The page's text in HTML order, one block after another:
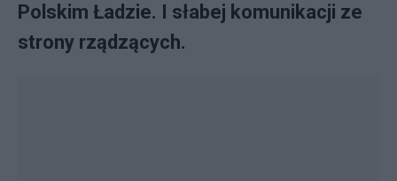
Polskim Ładzie. I słabej komunikacji ze
strony rządzących.